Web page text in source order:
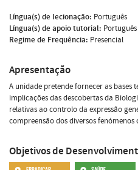
Língua(s) de lecionação: Português
Língua(s) de apoio tutorial: Português
Regime de Frequência: Presencial
Apresentação
A unidade pretende fornecer as
implicações das descobertas da
relativas ao controlo da expressão
compreensão dos diversos
Objetivos de